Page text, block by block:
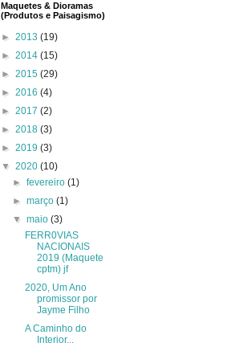
Maquetes & Dioramas
(Produtos e Paisagismo)
► 2013 (19)
► 2014 (15)
► 2015 (29)
► 2016 (4)
► 2017 (2)
► 2018 (3)
► 2019 (3)
▼ 2020 (10)
►fevereiro(1)
►março(1)
▼maio(3)
FERR0VIAS
NACIONAIS
2019 (Maquete
cptm) jf
2020, Um Ano
promissor por
Jayme Filho
A Caminho do
Interior...